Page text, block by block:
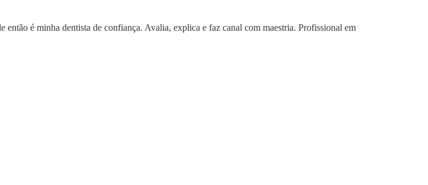
é minha dentista de confiança. Avalia, explica e faz canal com maestria. Profissional em